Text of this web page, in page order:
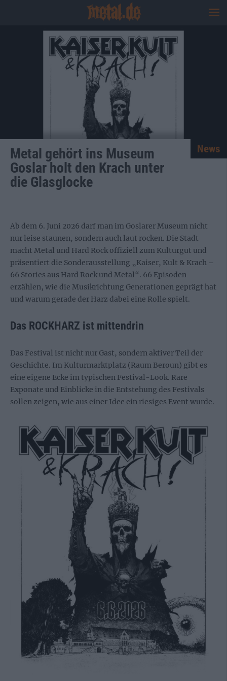
Metal gehört ins Museum
Goslar holt den Krach unter
die Glasglocke
News
Ab dem 6. Juni 2026 darf man im Goslarer Museum nicht
nur leise staunen, sondern auch laut rocken. Die Stadt
macht Metal und Hard Rock offiziell zum Kulturgut und
präsentiert die Sonderausstellung „Kaiser, Kult & Krach –
66 Stories aus Hard Rock und Metal“. 66 Episoden
erzählen, wie die Musikrichtung Generationen geprägt hat
und warum gerade der Harz dabei eine Rolle spielt.
Das ROCKHARZ ist mittendrin
Das Festival ist nicht nur Gast, sondern aktiver Teil der
Geschichte. Im Kulturmarktplatz (Raum Beroun) gibt es
eine eigene Ecke im typischen Festival-Look. Rare
Exponate und Einblicke in die Entstehung des Festivals
sollen zeigen, wie aus einer Idee ein riesiges Event wurde.